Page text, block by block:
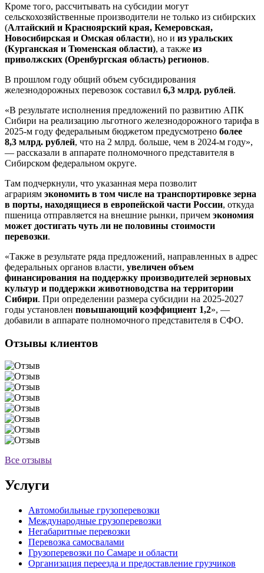
Кроме того, рассчитывать на субсидии могут
сельскохозяйственные производители не только из сибирских
(Алтайский и Красноярский края, Кемеровская,
Новосибирская и Омская области), но и из уральских
(Курганская и Тюменская области), а также из
приволжских (Оренбургская область) регионов.
В прошлом году общий объем субсидирования
железнодорожных перевозок составил 6,3 млрд. рублей.
«В результате исполнения предложений по развитию АПК
Сибири на реализацию льготного железнодорожного тарифа в
2025-м году федеральным бюджетом предусмотрено более
8,3 млрд. рублей, что на 2 млрд. больше, чем в 2024-м году»,
— рассказали в аппарате полномочного представителя в
Сибирском федеральном округе.
Там подчеркнули, что указанная мера позволит
аграриям экономить в том числе на транспортировке зерна
в порты, находящиеся в европейской части России, откуда
пшеница отправляется на внешние рынки, причем экономия
может достигать чуть ли не половины стоимости
перевозки.
«Также в результате ряда предложений, направленных в адрес
федеральных органов власти, увеличен объем
финансирования на поддержку производителей зерновых
культур и поддержки животноводства на территории
Сибири. При определении размера субсидии на 2025-2027
годы установлен повышающий коэффициент 1,2», —
добавили в аппарате полномочного представителя в СФО.
Отзывы клиентов
Все отзывы
Услуги
Автомобильные грузоперевозки
Международные грузоперевозки
Негабаритные перевозки
Перевозка самосвалами
Грузоперевозки по Самаре и области
Организация переезда и предоставление грузчиков